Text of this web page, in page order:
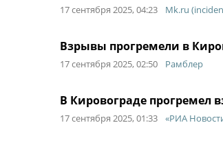
17 сентября 2025, 04:23 Mk.ru
Взрывы прогремели в
17 сентября 2025, 02:50 Рамблер
В Кировограде прогремел
17 сентября 2025, 01:33 «РИА